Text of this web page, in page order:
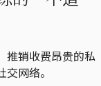
销收费昂贵的私
网络。